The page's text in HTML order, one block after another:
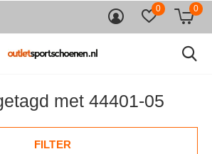
0 0
met 44401-05
FILTER